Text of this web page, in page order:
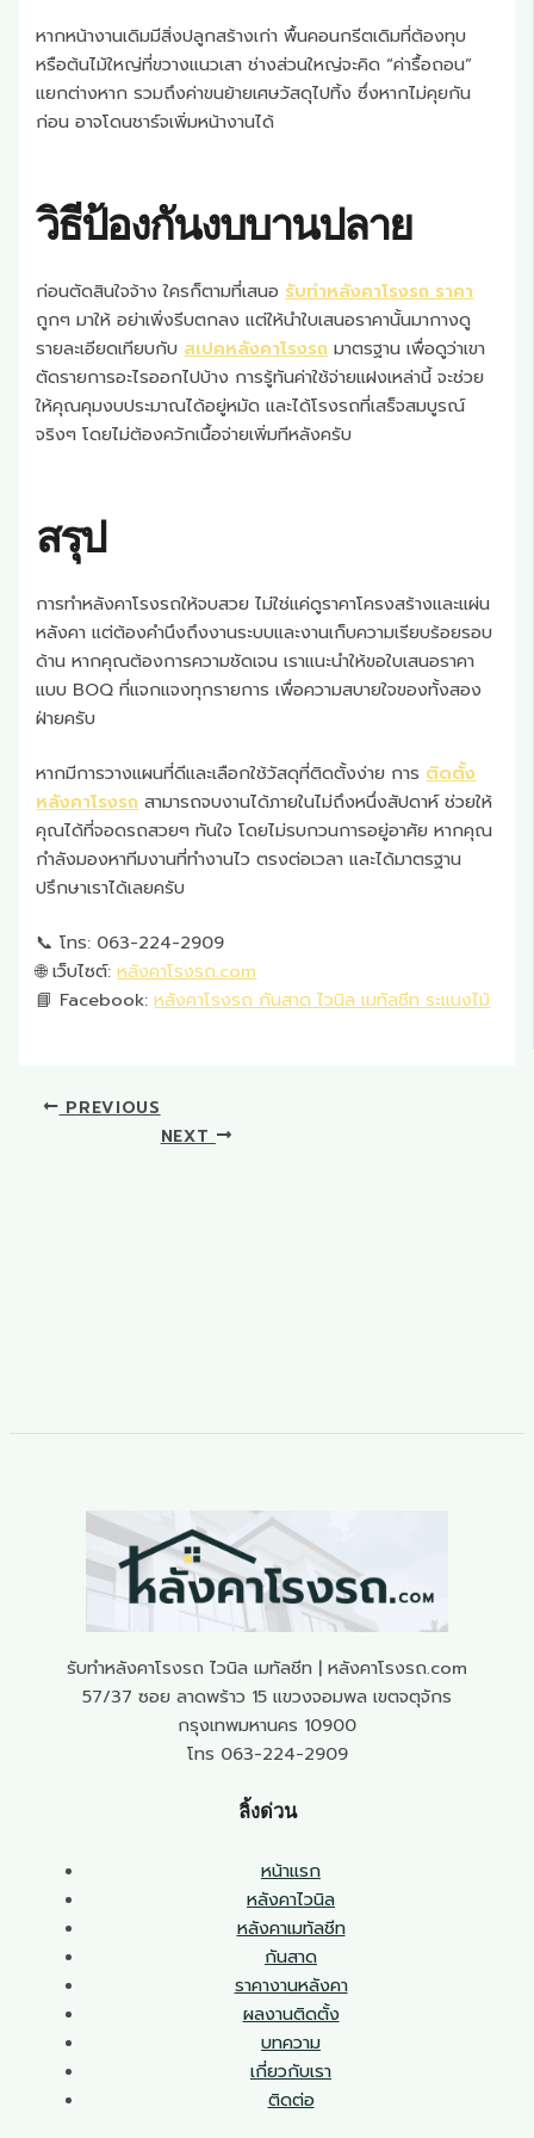
หากหน้างานเดิมมีสิ่งปลูกสร้างเก่า พื้นคอนกรีตเดิมที่ต้องทุบ
หรือต้นไม้ใหญ่ที่ขวางแนวเสา ช่างส่วนใหญ่จะคิด “ค่ารื้อถอน”
แยกต่างหาก รวมถึงค่าขนย้ายเศษวัสดุไปทิ้ง ซึ่งหากไม่คุยกัน
ก่อน อาจโดนชาร์จเพิ่มหน้างานได้
วิธีป้องกันงบบานปลาย
ก่อนตัดสินใจจ้าง ใครก็ตามที่เสนอ รับทำหลังคาโรงรถ ราคา
ถูกๆ มาให้ อย่าเพิ่งรีบตกลง แต่ให้นำใบเสนอราคานั้นมากางดู
รายละเอียดเทียบกับ สเปคหลังคาโรงรถ มาตรฐาน เพื่อดูว่าเขา
ตัดรายการอะไรออกไปบ้าง การรู้ทันค่าใช้จ่ายแฝงเหล่านี้ จะช่วย
ให้คุณคุมงบประมาณได้อยู่หมัด และได้โรงรถที่เสร็จสมบูรณ์
จริงๆ โดยไม่ต้องควักเนื้อจ่ายเพิ่มทีหลังครับ
สรุป
การทำหลังคาโรงรถให้จบสวย ไม่ใช่แค่ดูราคาโครงสร้างและแผ่น
หลังคา แต่ต้องคำนึงถึงงานระบบและงานเก็บความเรียบร้อยรอบ
ด้าน หากคุณต้องการความชัดเจน เราแนะนำให้ขอใบเสนอราคา
แบบ BOQ ที่แจกแจงทุกรายการ เพื่อความสบายใจของทั้งสอง
ฝ่ายครับ
หากมีการวางแผนที่ดีและเลือกใช้วัสดุที่ติดตั้งง่าย การ ติดตั้ง
หลังคาโรงรถ สามารถจบงานได้ภายในไม่ถึงหนึ่งสัปดาห์ ช่วยให้
คุณได้ที่จอดรถสวยๆ ทันใจ โดยไม่รบกวนการอยู่อาศัย หากคุณ
กำลังมองหาทีมงานที่ทำงานไว ตรงต่อเวลา และได้มาตรฐาน
ปรึกษาเราได้เลยครับ
📞 โทร: 063-224-2909
🌐 เว็บไซต์:หลังคาโรงรถ.com
📘 Facebook:หลังคาโรงรถ กันสาด ไวนิล เมทัลชีท ระแนงไม้
PREVIOUS
NEXT
รับทำหลังคาโรงรถ ไวนิล เมทัลชีท | หลังคาโรงรถ.com
57/37 ซอย ลาดพร้าว 15 แขวงจอมพล เขตจตุจักร
กรุงเทพมหานคร 10900
โทร 063-224-2909
ลิ้งด่วน
หน้าแรก
หลังคาไวนิล
หลังคาเมทัลชีท
กันสาด
ราคางานหลังคา
ผลงานติดตั้ง
บทความ
เกี่ยวกับเรา
ติดต่อ